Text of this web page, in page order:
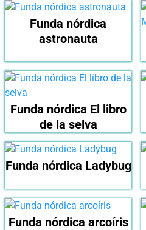
Funda nórdica
astronauta
Funda nórdica El libro
de la selva
Funda nórdica Ladybug
Funda nórdica arcoíris